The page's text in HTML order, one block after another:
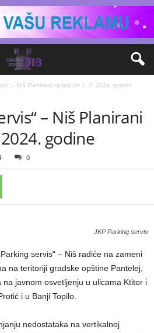
– Niš Planirani radovi za 1. 2. 2024. godine
– Niš Planirani
godine
0
JKP Parking servis
servis“ – Niš radiće na zameni
na teritoriji gradske opštine Pantelej,
javnom osvetljenju u ulicama Ktitor i
i u Banji Topilo.
nedostataka na vertikalnoj